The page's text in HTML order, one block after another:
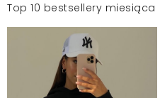
Top 10 bestsellery miesiąca